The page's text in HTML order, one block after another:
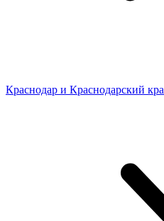
Краснодар и Краснодарский